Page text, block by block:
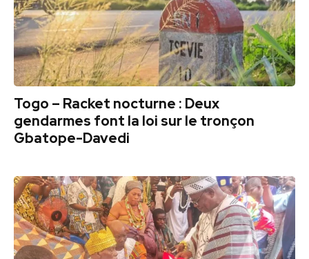
Togo – Racket nocturne : Deux
gendarmes font la loi sur le tronçon
Gbatope-Davedi